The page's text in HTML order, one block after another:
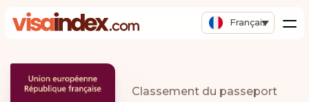
Français
Classement du passeport